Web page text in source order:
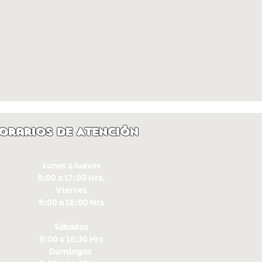
de Atención
Lunes a Jueves
8:00 a 17:00 Hrs.
Viernes
8:00 a 16:00 Hrs​
Sábados
9:00 a 16:30 Hrs
Domingos